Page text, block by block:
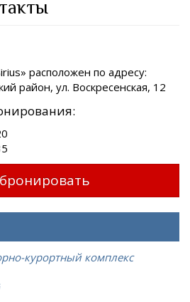
расположен по адресу:
район, ул. Воскресенская, 12
курортный комплекс